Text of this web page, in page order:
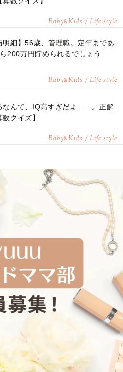
Baby&Kids / Life style
明細】56歳、管理職。定年まであ
200万円貯められるでしょう
Baby&Kids / Life style
なんて、IQ高すぎだよ……。正解
クイズ】
Baby&Kids / Life style